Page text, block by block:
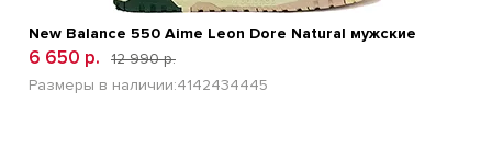
New Balance 550 Aime Leon Dore Natural мужские
6 650 р.
12 990 р.
Размеры в наличии:4142434445